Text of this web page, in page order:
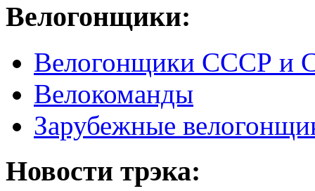
Велогонщики:
Велогонщики СССР и
Велокоманды
Зарубежные
Новости трэка: